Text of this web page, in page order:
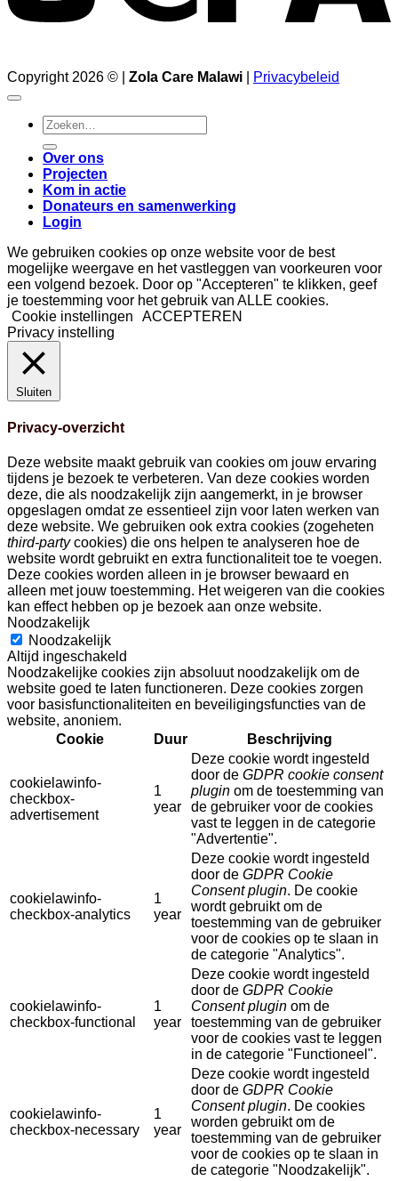
Copyright 2026 © | Zola Care Malawi Privacybeleid
Zoeken
naar:
Over ons
Projecten
Kom in actie
Donateurs en samenwerking
Login
We gebruiken cookies op onze website voor de best
mogelijke weergave en het vastleggen van voorkeuren voor
een volgend bezoek. Door op "Accepteren" te klikken, geef
je toestemming voor het gebruik van ALLE cookies.
Cookie instellingen
ACCEPTEREN
Privacy instelling
Sluiten
Privacy-overzicht
Deze website maakt gebruik van cookies om jouw ervaring
tijdens je bezoek te verbeteren. Van deze cookies worden
deze, die als noodzakelijk zijn aangemerkt, in je browser
opgeslagen omdat ze essentieel zijn voor laten werken van
deze website. We gebruiken ook extra cookies (zogeheten
third-partycookies) die ons helpen te analyseren hoe de
website wordt gebruikt en extra functionaliteit toe te voegen.
Deze cookies worden alleen in je browser bewaard en
alleen met jouw toestemming. Het weigeren van die cookies
kan effect hebben op je bezoek aan onze website.
Noodzakelijk
Noodzakelijk
Altijd ingeschakeld
Noodzakelijke cookies zijn absoluut noodzakelijk om de
website goed te laten functioneren. Deze cookies zorgen
voor basisfunctionaliteiten en beveiligingsfuncties van de
website, anoniem.
Cookie
Duur Beschrijving
cookielawinfo-
checkbox-
advertisement
1
year
Deze cookie wordt ingesteld
door de GDPR cookie consent
plugin om de toestemming van
de gebruiker voor de cookies
vast te leggen in de categorie
"Advertentie".
cookielawinfo-
checkbox-analytics
1
year
Deze cookie wordt ingesteld
door de GDPR Cookie
Consent plugin. De cookie
wordt gebruikt om de
toestemming van de gebruiker
voor de cookies op te slaan in
de categorie "Analytics".
cookielawinfo-
checkbox-functional
1
year
Deze cookie wordt ingesteld
door de GDPR Cookie
Consent plugin om de
toestemming van de gebruiker
voor de cookies vast te leggen
in de categorie "Functioneel".
cookielawinfo-
checkbox-necessary
1
year
Deze cookie wordt ingesteld
door de GDPR Cookie
Consent plugin. De cookies
worden gebruikt om de
toestemming van de gebruiker
voor de cookies op te slaan in
de categorie "Noodzakelijk".